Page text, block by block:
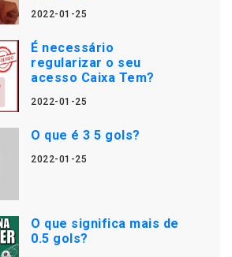
2022-01-25
É necessário
regularizar o seu
acesso Caixa Tem?
2022-01-25
O que é 3 5 gols?
2022-01-25
O que significa mais de
0.5 gols?